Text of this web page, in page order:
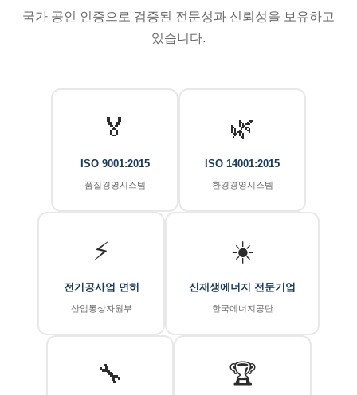
국가 공인 인증으로 검증된 전문성과 신뢰성을 보유하고
있습니다.
🏅
ISO 9001:2015
품질경영시스템
🌿
ISO 14001:2015
환경경영시스템
⚡
전기공사업 면허
산업통상자원부
☀️
신재생에너지 전문기업
한국에너지공단
🔧 🏆